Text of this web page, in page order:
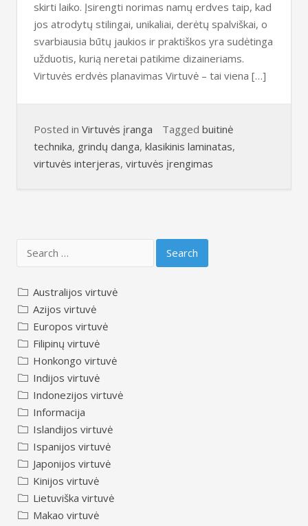
skirti laiko. Įsirengti norimas namų erdves taip, kad
jos atrodytų stilingai, unikaliai, derėtų spalviškai, o
svarbiausia būtų jaukios ir praktiškos yra sudėtinga
užduotis, kurią neretai patikime dizaineriams.
Virtuvės erdvės planavimas Virtuvė – tai viena […]
Posted in Virtuvės įranga Tagged buitinė
technika, grindų danga, klasikinis laminatas,
virtuvės interjeras, virtuvės įrengimas
for:
Australijos virtuvė
Azijos virtuvė
Europos virtuvė
Filipinų virtuvė
Honkongo virtuvė
Indijos virtuvė
Indonezijos virtuvė
Informacija
Islandijos virtuvė
Ispanijos virtuvė
Japonijos virtuvė
Kinijos virtuvė
Lietuviška virtuvė
Makao virtuvė